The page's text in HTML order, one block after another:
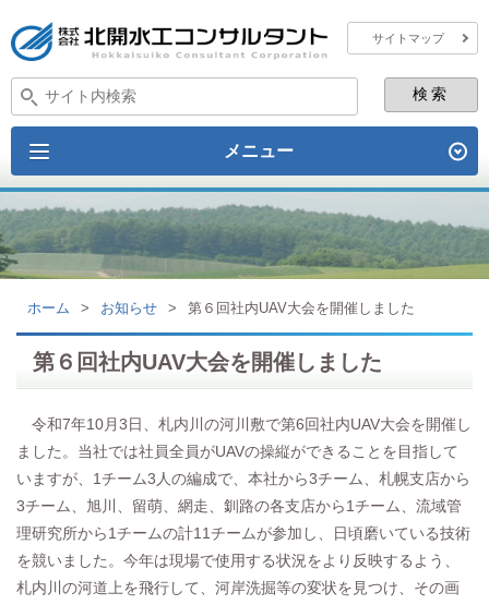
サイトマップ
メニュー
ホーム > お知らせ > 第６回社内UAV大会を開催しました
第６回社内UAV大会を開催しました
令和7年10月3日、札内川の河川敷で第6回社内UAV大会を開催し
ました。当社では社員全員がUAVの操縦ができることを目指して
いますが、1チーム3人の編成で、本社から3チーム、札幌支店から
3チーム、旭川、留萌、網走、釧路の各支店から1チーム、流域管
理研究所から1チームの計11チームが参加し、日頃磨いている技術
を競いました。今年は現場で使用する状況をより反映するよう、
札内川の河道上を飛行して、河岸洗掘等の変状を見つけ、その画